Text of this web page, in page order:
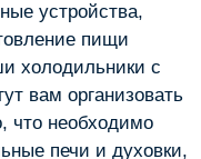
устройства,
пищи
холодильники с
вам организовать
что необходимо
печи и духовки,